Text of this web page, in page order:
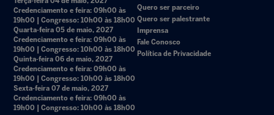
Credenciamento e feira: 09h00 às
19h00 | Congresso: 10h00 às 18h00
Quarta-feira 05 de maio, 2027
Credenciamento e feira: 09h00 às
19h00 | Congresso: 10h00 às 18h00
Quinta-feira 06 de maio, 2027
Credenciamento e feira: 09h00 às
19h00 | Congresso: 10h00 às 18h00
Sexta-feira 07 de maio, 2027
Credenciamento e feira: 09h00 às
19h00 | Congresso: 10h00 às 18h00
Quero ser parceiro
Quero ser palestrante
Imprensa
Fale Conosco
Política de Privacidade